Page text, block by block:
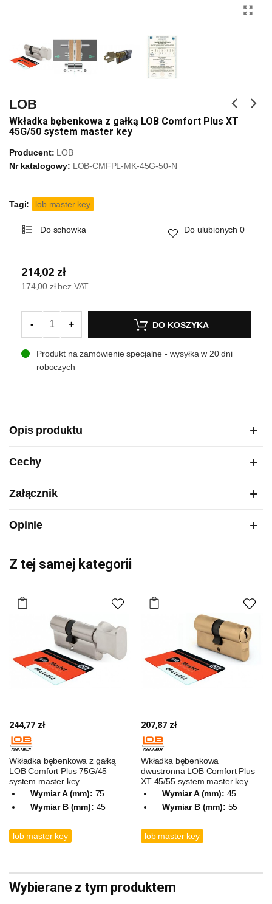
LOB
Wkładka bębenkowa z gałką LOB Comfort Plus XT
45G/50 system master key
Producent: LOB
Nr katalogowy: LOB-CMFPL-MK-45G-50-N
Tagi: lob master key
Do schowka Do ulubionych 0
214,02 zł
174,00 zł bez VAT
- + DO KOSZYKA
Produkt na zamówienie specjalne - wysyłka w 20 dni
roboczych
Opis produktu
Cechy
Załącznik
Opinie
Z tej samej kategorii
244,77 zł
Wkładka bębenkowa z gałką
LOB Comfort Plus 75G/45
system master key
Wymiar A (mm): 75
Wymiar B (mm): 45
lob master key
207,87 zł
Wkładka bębenkowa
dwustronna LOB Comfort Plus
XT 45/55 system master key
Wymiar A (mm): 45
Wymiar B (mm): 55
lob master key
Wybierane z tym produktem